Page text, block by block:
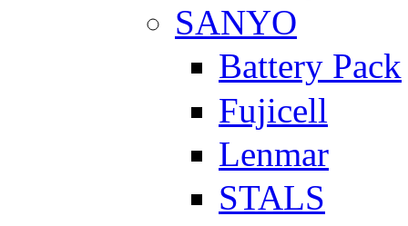
SANYO
Battery Pack
Fujicell
Lenmar
STALS